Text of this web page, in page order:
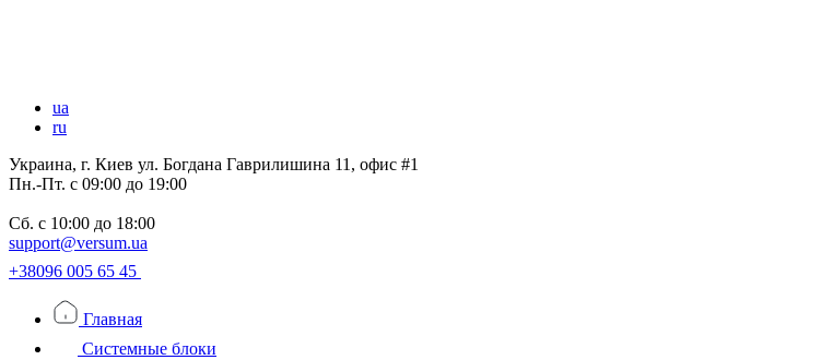
ua
ru
Украина, г. Киев ул. Богдана Гаврилишина 11, офис #1
Пн.-Пт. с 09:00 до 19:00
Сб. с 10:00 до 18:00
support@versum.ua
+38096 005 65 45
Главная
Системные блоки